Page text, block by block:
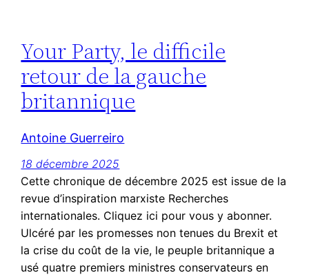
Your Party, le difficile
retour de la gauche
britannique
Antoine Guerreiro
18 décembre 2025
Cette chronique de décembre 2025 est issue de la
revue d’inspiration marxiste Recherches
internationales. Cliquez ici pour vous y abonner.
Ulcéré par les promesses non tenues du Brexit et
la crise du coût de la vie, le peuple britannique a
usé quatre premiers ministres conservateurs en